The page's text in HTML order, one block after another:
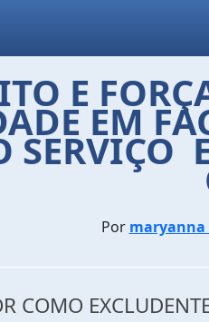
E
EM
SERVIÇO
Por maryanna
COMO